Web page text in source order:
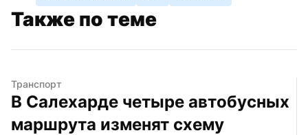
Также по теме
Транспорт
В Салехарде четыре автобусных
маршрута изменят схему